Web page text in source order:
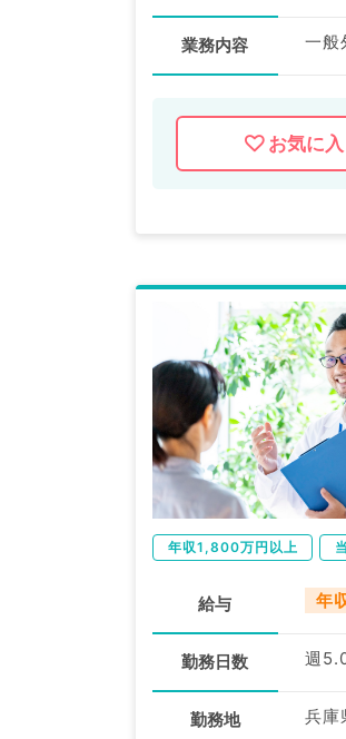
業務内容 一般
お気に入
年収1,800万円以上
給与 年
勤務日数 週
勤務地 兵庫